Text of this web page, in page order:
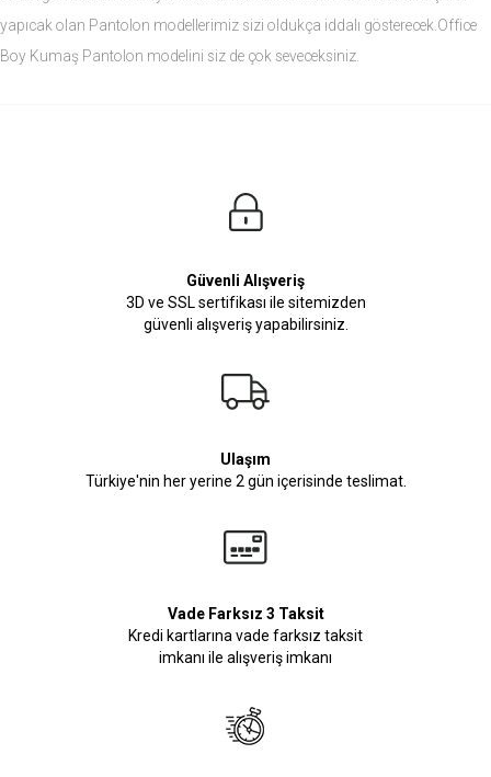
yapıcak olan Pantolon modellerimiz sizi oldukça iddalı gösterecek.Office
Boy Kumaş Pantolon modelini siz de çok seveceksiniz.
Manken Bedenleri Üst Grup M, Alt Grup 33 Beden ( Medium )
Güvenli Alışveriş
3D ve SSL sertifikası ile sitemizden
güvenli alışveriş yapabilirsiniz.
Ulaşım
Türkiye'nin her yerine 2 gün içerisinde teslimat.
Vade Farksız 3 Taksit
Kredi kartlarına vade farksız taksit
imkanı ile alışveriş imkanı